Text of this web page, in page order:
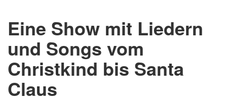
Eine Show mit Liedern
und Songs vom
Christkind bis Santa
Claus